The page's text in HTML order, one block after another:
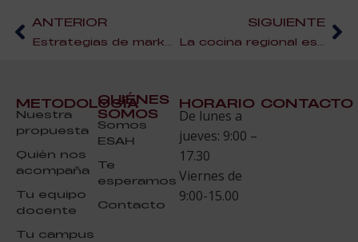
ANTERIOR
Estrategias de marketing para casas rurales
SIGUIENTE
La cocina regional española: diversidad y riqueza
METODOLOGÍA
Nuestra
propuesta
Quién nos
acompaña
Tu equipo
docente
Tu campus
QUIÉNES
SOMOS
Somos
ESAH
Te
esperamos
Contacto
HORARIO
De lunes a
jueves: 9:00 –
17.30
Viernes de
9:00-15.00
CONTACTO